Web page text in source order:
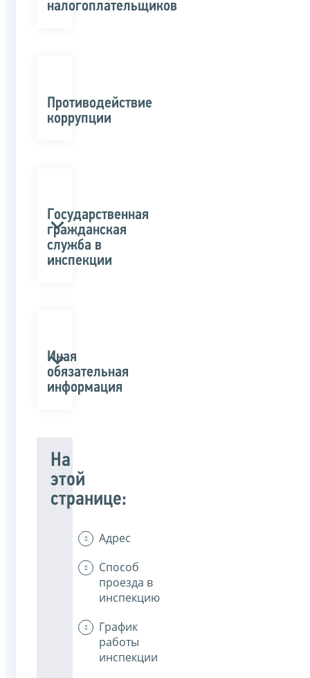
налогоплательщиков
Противодействие
коррупции
Государственная
гражданская
служба в
инспекции
Иная
обязательная
информация
На
этой
странице:
Адрес
Способ
проезда в
инспекцию
График
работы
инспекции